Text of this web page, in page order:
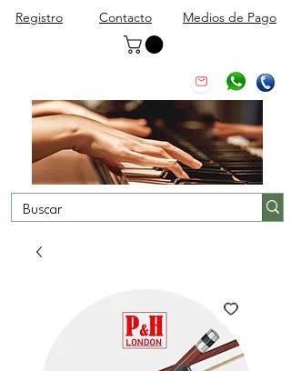
Registro Contacto Medios de Pago